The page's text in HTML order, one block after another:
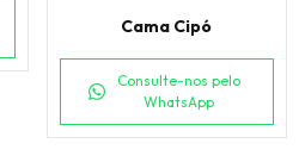
Cama Cipó
Consulte-nos pelo
WhatsApp